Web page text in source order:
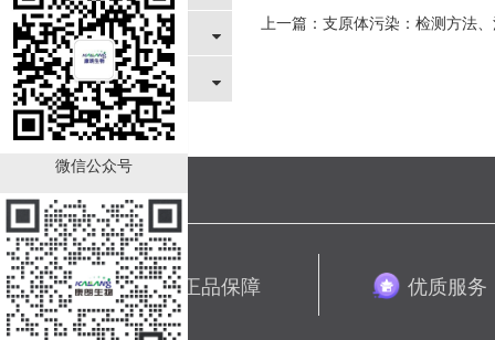
微信公众号
促销活动
技术文章
上一篇：支原体污染：检测方法
专业服务 正品保障 优质服务